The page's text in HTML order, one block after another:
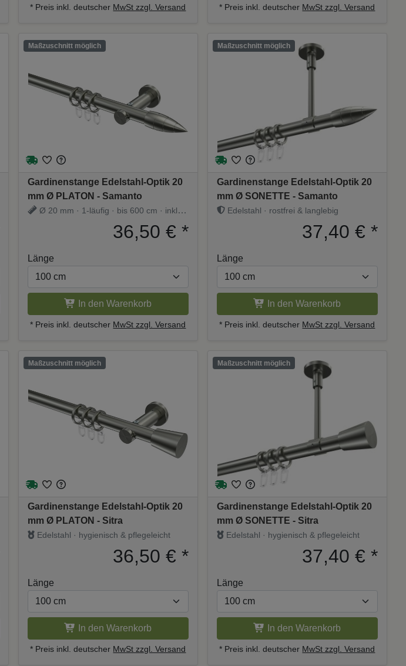
* Preis inkl. deutscher MwSt zzgl. Versand * Preis inkl. deutscher MwSt zzgl. Versand
Maßzuschnitt möglich
Gardinenstange Edelstahl-Optik 20
mm Ø PLATON - Samanto
Ø 20 mm · 1-läufig · bis 600 cm · inkl.
36,50 € *
Länge
In den Warenkorb
* Preis inkl. deutscher MwSt zzgl. Versand
Maßzuschnitt möglich
Gardinenstange Edelstahl-Optik 20
mm Ø SONETTE - Samanto
Edelstahl · rostfrei & langlebig
37,40 € *
Länge
In den Warenkorb
* Preis inkl. deutscher MwSt zzgl. Versand
Maßzuschnitt möglich
Gardinenstange Edelstahl-Optik 20
mm Ø PLATON - Sitra
Edelstahl · hygienisch & pflegeleicht
36,50 € *
Länge
In den Warenkorb
* Preis inkl. deutscher MwSt zzgl. Versand
Maßzuschnitt möglich
Gardinenstange Edelstahl-Optik 20
mm Ø SONETTE - Sitra
Edelstahl · hygienisch & pflegeleicht
37,40 € *
Länge
In den Warenkorb
* Preis inkl. deutscher MwSt zzgl. Versand